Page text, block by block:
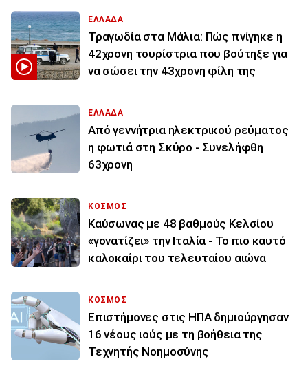
ΕΛΛΑΔΑ
Τραγωδία στα Μάλια: Πώς πνίγηκε η
42χρονη τουρίστρια που βούτηξε για
να σώσει την 43χρονη φίλη της
ΕΛΛΑΔΑ
Από γεννήτρια ηλεκτρικού ρεύματος
η φωτιά στη Σκύρο - Συνελήφθη
63χρονη
ΚΟΣΜΟΣ
Καύσωνας με 48 βαθμούς Κελσίου
«γονατίζει» την Ιταλία - Το πιο καυτό
καλοκαίρι του τελευταίου αιώνα
ΚΟΣΜΟΣ
Επιστήμονες στις ΗΠΑ δημιούργησαν
16 νέους ιούς με τη βοήθεια της
Τεχνητής Νοημοσύνης